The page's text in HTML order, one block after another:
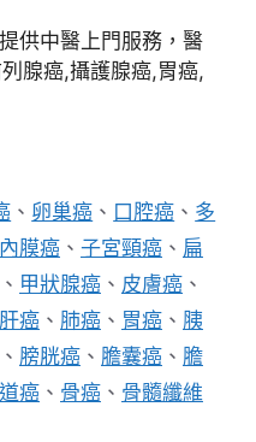
供中醫上門服務，醫
腺癌,攝護腺癌,胃癌,
、 卵巢癌 、 口腔癌 、 多
膜癌 、 子宮頸癌 、 扁
、 甲狀腺癌 、 皮膚癌 、
肝癌 、 肺癌 、 胃癌 、 胰
、 膀胱癌 、 膽囊癌 、 膽
癌 、 骨癌 、 骨髓纖維